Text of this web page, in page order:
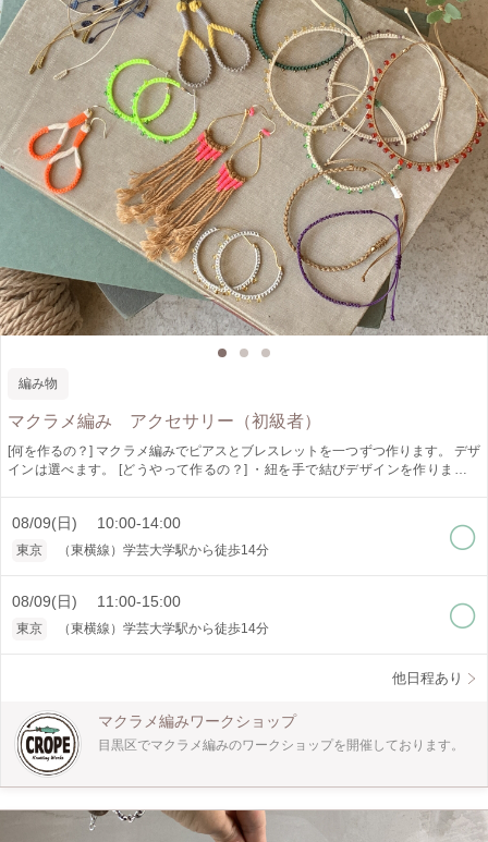
編み物
マクラメ編み アクセサリー（初級者）
[何を作るの？] マクラメ編みでピアスとブレスレットを一つずつ作ります。 デザ
インは選べます。 [どうやって作るの？] ・紐を手で結びデザインを作ります。
幅/1〜5センチ ・バングル長さ約20センチ（フリーサイズ） ＊デザインにより異
なります。 [所要時間] ・約4時間 ＊所要時間は個人差があります。 4時間で終わ
ます。 [どんな人が対象?] ・初心者の方でも大丈夫です。 [是非知ってほしい] ・
マクラメ編みは手で紐を結びデザインを作り出すことの出来る技法です。 イン
テリア、アクセサリーと幅広く作れます。 一つ作ると次に何を作ろうかなと楽
08/09(日) 10:00-14:00
東京 （東横線）学芸大学駅から徒歩14分
08/09(日) 11:00-15:00
東京 （東横線）学芸大学駅から徒歩14分
他日程あり
マクラメ編みワークショップ
目黒区でマクラメ編みのワークショップを開催しております。